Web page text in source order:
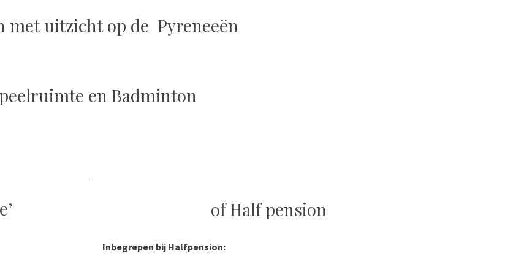
met uitzicht op de Pyreneeën
en Badminton
of Half pension
Inbegrepen bij Halfpension: